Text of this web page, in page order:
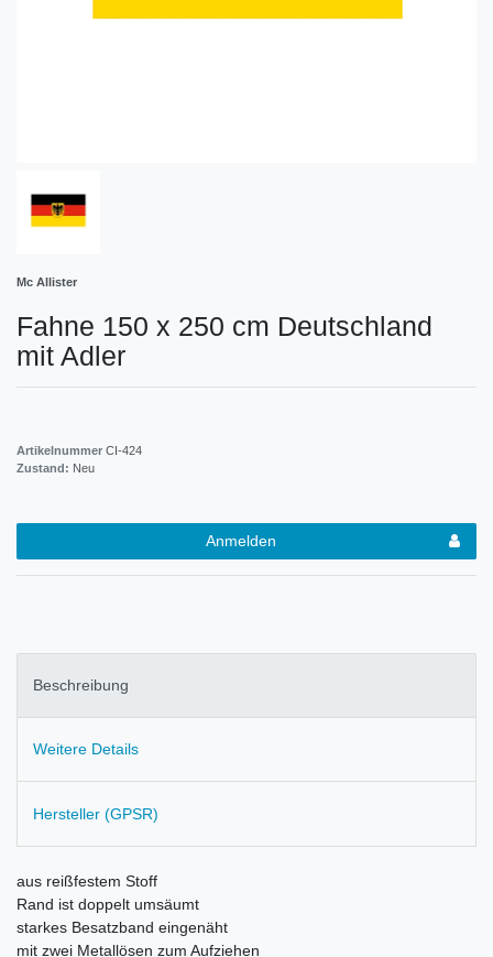
Mc Allister
Fahne 150 x 250 cm Deutschland
mit Adler
Artikelnummer CI-424
Zustand: Neu
Anmelden
Beschreibung
Weitere Details
Hersteller (GPSR)
aus reißfestem Stoff
Rand ist doppelt umsäumt
starkes Besatzband eingenäht
mit zwei Metallösen zum Aufziehen